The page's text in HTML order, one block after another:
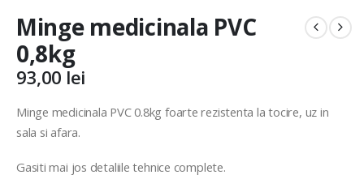
Minge medicinala PVC
0,8kg
93,00 lei
Minge medicinala PVC 0.8kg foarte rezistenta la tocire, uz in
sala si afara.
Gasiti mai jos detaliile tehnice complete.